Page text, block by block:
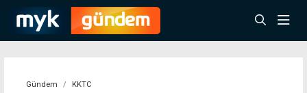
Gündem KKTC